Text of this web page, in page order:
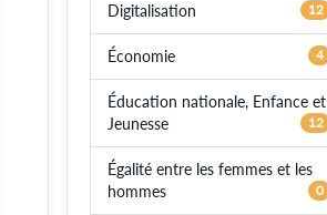
Digitalisation 12
Économie 4
Éducation nationale, Enfance et
Jeunesse
12
Égalité entre les femmes et les
hommes
0